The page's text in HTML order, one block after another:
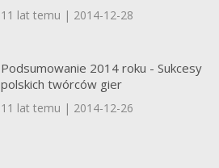
11 lat temu | 2014-12-28
Podsumowanie 2014 roku - Sukcesy
polskich twórców gier
11 lat temu | 2014-12-26